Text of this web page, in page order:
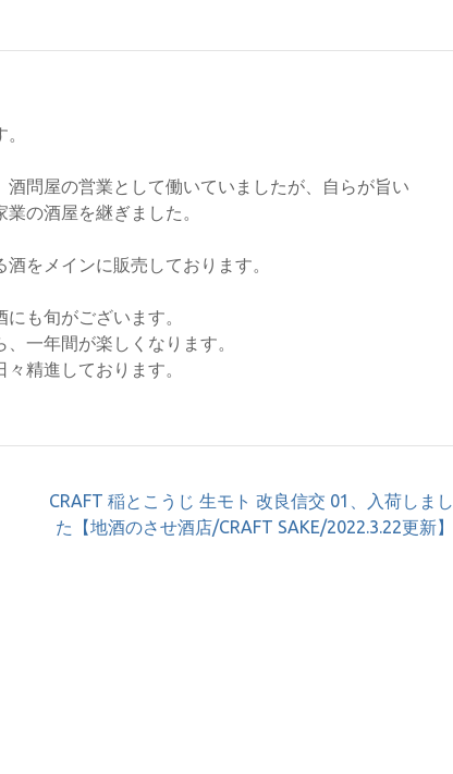
問屋の営業として働いていましたが、自らが旨い
の酒屋を継ぎました。
をメインに販売しております。
も旬がございます。
一年間が楽しくなります。
精進しております。
CRAFT 稲とこうじ 生モト 改良信交 01、入荷しまし
た【地酒のさせ酒店/CRAFT SAKE/2022.3.22更新】